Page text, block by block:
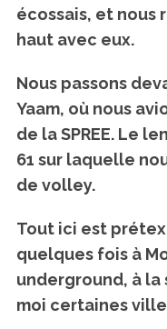
écossais, et nous
haut avec eux.
Nous passons
Yaam, où nous
de la SPREE. Le
61 sur laquelle
de volley.
Tout ici est
quelques fois à
underground, à
moi certaines